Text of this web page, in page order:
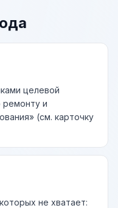
целевой
ремонту и
(см. карточку
не хватает: